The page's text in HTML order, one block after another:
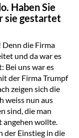
Haben Sie
sie gestartet
Denn die Firma
und da war es
Bei uns war es
der Firma Trumpf
zeigen sich die
weiss nun aus
sind, die man
wollte.
der Einstieg in die